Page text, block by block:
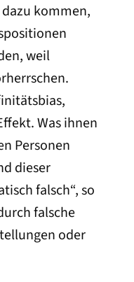
dazu kommen,
weil
Was ihnen
Personen
dieser
falsch“, so
falsche
oder